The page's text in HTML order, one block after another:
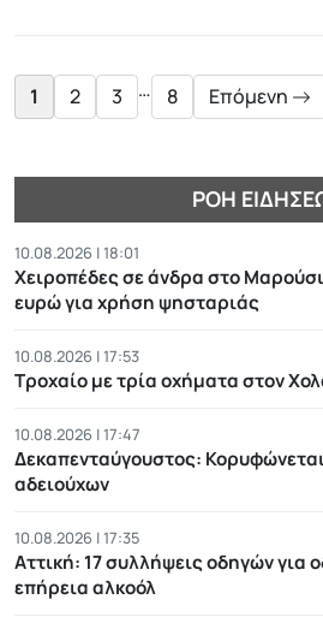
1 2 3 … 8 Επόμενη
ΡΟΉ
10.08.2026 | 18:01
Χειροπέδες σε άνδρα στο
ευρώ για χρήση ψησταριάς
10.08.2026 | 17:53
Τροχαίο με τρία οχήματα στον
10.08.2026 | 17:47
Δεκαπενταύγουστος:
αδειούχων
10.08.2026 | 17:35
Αττική: 17 συλλήψεις οδηγών για
επήρεια αλκοόλ